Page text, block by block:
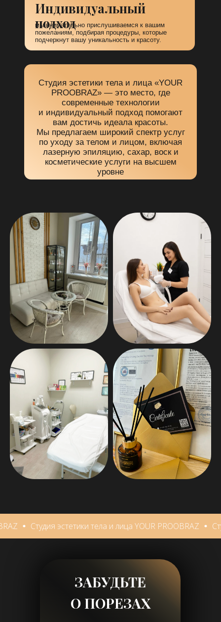
эстетики тела и лица YOUR PROOBRAZ Студия
ЗАБУДЬТЕ
О ПОРЕЗАХ
забудьте о волосах на годы
после курса процедур.
ИДЕАЛЬНО
ГЛАДКАЯ КОЖА
после процедуры кожа
становится шелковистой и
нежной без раздражений.
забудьте о волосах на годы